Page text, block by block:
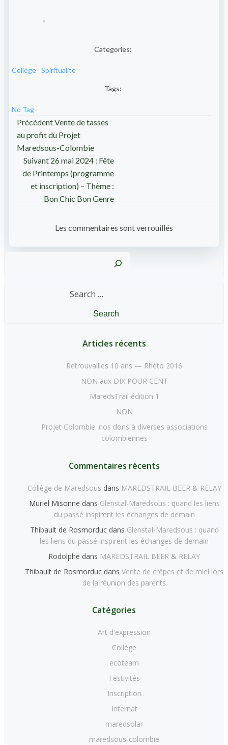
Categories:
Collège Spiritualité
Tags:
No Tag
Post
navigation
PrécédentVente de tasses
au profit du Projet
Maredsous-Colombie
Post
navigation
Suivant 26 mai 2024 : Fête
de Printemps (programme
et inscription) – Thème :
Bon Chic Bon Genre
Les commentaires sont verrouillés
Search
Articles récents
Retrouvailles 10 ans — Rhéto 2016
NON aux DIX POUR CENT
MaredsTrail édition 1
NON
Projet Colombie: nos dons à diverses associations
colombiennes
Commentaires récents
Collège de Maredsous dans MAREDSTRAIL BEER & RELAY
Muriel Misonne dans Glenstal-Maredsous : quand les liens
du passé inspirent les échanges de demain
Thibault de Rosmorducdans Glenstal-Maredsous : quand
les liens du passé inspirent les échanges de demain
Rodolphe dans MAREDSTRAIL BEER & RELAY
Thibault de Rosmorduc dans Vente de crêpes et de miel lors
de la réunion des parents
Catégories
Art d'expression
Collège
ecoteam
Festivités
Inscription
Internat
maredsolar
maredsous-colombie